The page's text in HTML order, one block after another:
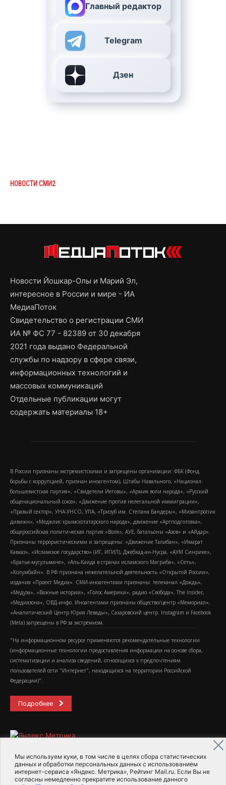
Мы используем куки, в том числе в целях сбора статистических
данных и обработки персональных данных с использованием
интернет-сервиса «Яндекс. Метрика», Рейтинг Mail.ru. Если Вы не
согласны немедленно прекратите использование данного
Главный редактор
Telegram
Дзен
НОВОСТИ СМИ2
Новости Йошкар-Олы и Марий Эл,
интересное в России и мире - ИА
МедиаПоток
Свидетельство о регистрации СМИ
ИА № ФС 77 - 82389 от 30 декабря
2021 года выдано Федеральной
службы по надзору в сфере связи,
информационных технологий и
массовых коммуникаций
Отдельные публикации могут
содержать материалы 18+
В России признаны экстремистскими и запрещены организации: ФБК (Фонд
борьбы с коррупцией, признан иноагентом), Штабы Навального, «Национал-
большевистская партия», «Свидетели Иеговы», «Армия воли народа», «Русский
общенациональный союз», «Движение против нелегальной иммиграции»,
«Правый сектор», УНА-УНСО, УПА, «Тризуб им. Степана Бандеры», «Мизантропик
дивижн», «Меджлис крымскотатарского народа», движение «Артподготовка»,
общероссийская политическая партия «Воля», АУЕ, батальоны «Азов» и «Айдар».
Признаны террористическими и запрещены: «Движение Талибан», «Имарат
Кавказ», «Исламское государство» (ИГ, ИГИЛ), Джебхад-ан-Нусра, «АУМ Синрике»,
«Братья-мусульмане», «Аль-Каида в странах исламского Магриба», «Сеть»,
«Колумбайн». В РФ признана нежелательной деятельность «Открытой России»,
издания «Проект Медиа». СМИ-иноагентами признаны: телеканал «Дождь»,
«Медуза», «Важные истории», «Голос Америки», радио «Свобода», The Insider,
«Медиазона», ОВД-инфо. Иноагентами признаны общество/центр «Мемориал»,
«Аналитический Центр Юрия Левады», Сахаровский центр. Instagram и Facebook
(Metа) запрещены в РФ за экстремизм.
"На информационном ресурсе применяются рекомендательные технологии
(информационные технологии предоставления информации на основе сбора,
систематизации и анализа сведений, относящихся к предпочтениям
пользователей сети "Интернет", находящихся на территории Российской
Федерации)".
Подробнее
2015-2026- Информационное агентство МедиаПоток